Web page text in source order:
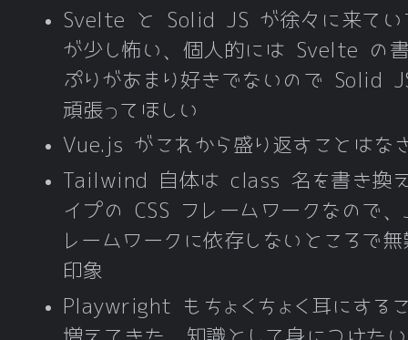
Svelte と Solid JS が徐々に来てい
が少し怖い、個人的には Svelte の
ぷりがあまり好きでないので Solid
頑張ってほしい
Vue.js がこれから盛り返すことはな
Tailwind 自体は class 名を書き換
イプの CSS フレームワークなので
レームワークに依存しないところで
印象
Playwright もちょくちょく耳にする
増えてきた、知識として身につけたい